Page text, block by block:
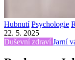
Hubnutí Psychologie
22. 5. 2025
Duševní zdraví Jarní